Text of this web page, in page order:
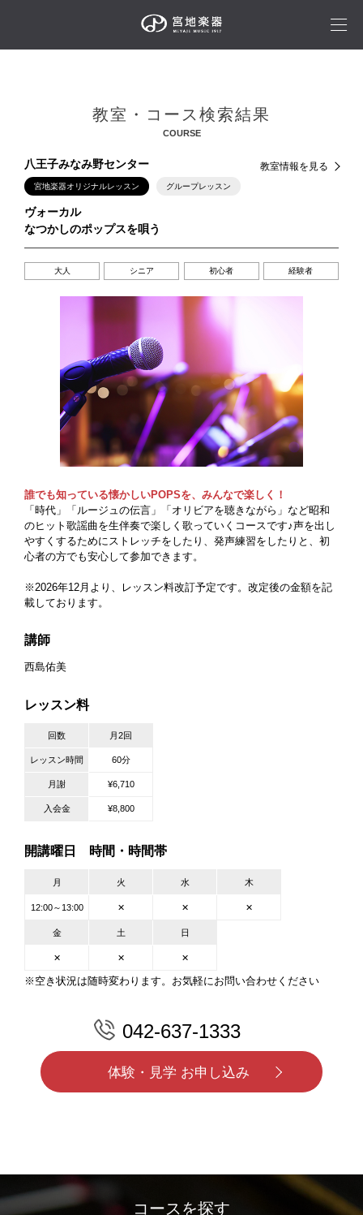
教室・コース検索結果
COURSE
八王子みなみ野センター 教室情報を見る
宮地楽器オリジナルレッスン グループレッスン
ヴォーカル
なつかしのポップスを唄う
大人 シニア 初心者 経験者
誰でも知っている懐かしいPOPSを、みんなで楽しく！
「時代」「ルージュの伝言」「オリビアを聴きながら」など昭和
のヒット歌謡曲を生伴奏で楽しく歌っていくコースです♪声を出し
やすくするためにストレッチをしたり、発声練習をしたりと、初
心者の方でも安心して参加できます。
※2026年12月より、レッスン料改訂予定です。改定後の金額を記
載しております。
講師
西島佑美
レッスン料
回数 月2回
レッスン時間 60分
月謝 ¥6,710
入会金 ¥8,800
開講曜日 時間・時間帯
月 火 水 木
12:00～13:00 ✕ ✕ ✕
金 土 日
✕ ✕ ✕
※空き状況は随時変わります。お気軽にお問い合わせください
042-637-1333
体験・見学 お申し込み
コースを探す